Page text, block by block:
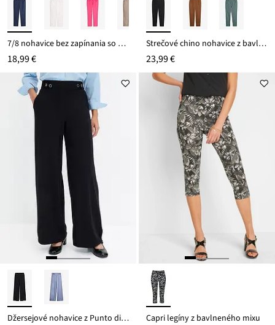
7/8 nohavice bez zapínania so strečom
18,99 €
Strečové chino nohavice z bavlny, po členky
23,99 €
Džersejové nohavice z Punto di Roma Capri legíny z bavlneného mixu